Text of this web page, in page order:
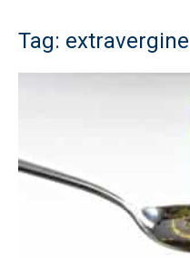
Tag: extravergine